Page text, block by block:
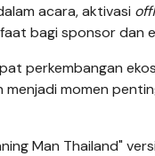
acara, aktivasi
bagi sponsor dan
perkembangan
momen
Man Thailand"